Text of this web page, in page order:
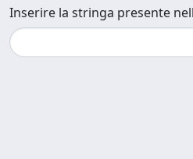
Inserire la stringa presente